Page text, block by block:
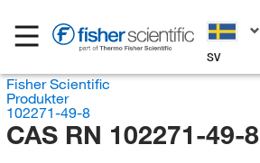
SV
Fisher Scientific
Produkter
102271-49-8
CAS RN 102271-49-8